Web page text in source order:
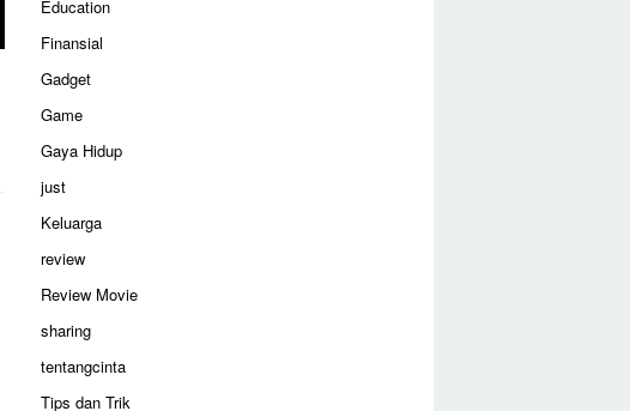
Education
Finansial
Gadget
Game
Gaya Hidup
just
Keluarga
review
Review Movie
sharing
tentangcinta
Tips dan Trik